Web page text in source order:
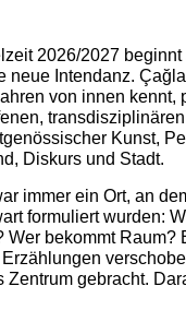
2026/2027
neue Intendanz.
von innen kennt,
Kunst,
Diskurs und Stadt.
immer ein Ort, an
formuliert wurden:
Wer bekommt Raum?
Zentrum gebracht.